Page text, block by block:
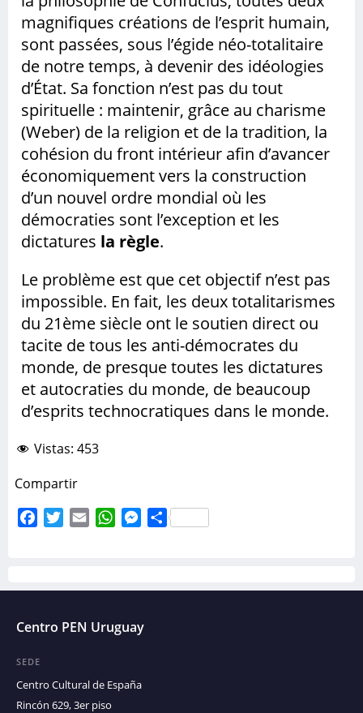
magnifiques créations de l’esprit humain,
sont passées, sous l’égide néo-totalitaire
de notre temps, à devenir des idéologies
d’État. Sa fonction n’est pas du tout
spirituelle : maintenir, grâce au charisme
(Weber) de la religion et de la tradition, la
cohésion du front intérieur afin d’avancer
économiquement vers la construction
d’un nouvel ordre mondial où les
démocraties sont l’exception et les
dictatures la règle.
Le problème est que cet objectif n’est pas
impossible. En fait, les deux totalitarismes
du 21ème siècle ont le soutien direct ou
tacite de tous les anti-démocrates du
monde, de presque toutes les dictatures
et autocraties du monde, de beaucoup
d’esprits technocratiques dans le monde.
Vistas: 453
Compartir
FacebookTwitterEmail WhatsAppMessenger
Compartir
Centro PEN Uruguay
SEDE
Centro Cultural de España
Rincón 629, 3er piso